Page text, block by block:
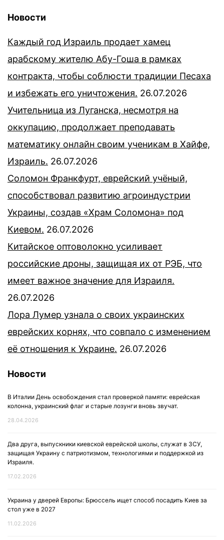
Новости
Каждый год Израиль продает хамец
арабскому жителю Абу-Гоша в рамках
контракта, чтобы соблюсти традиции Песаха
и избежать его уничтожения. 26.07.2026
Учительница из Луганска, несмотря на
оккупацию, продолжает преподавать
математику онлайн своим ученикам в Хайфе,
Израиль. 26.07.2026
Соломон Франкфурт, еврейский учёный,
способствовал развитию агроиндустрии
Украины, создав «Храм Соломона» под
Киевом. 26.07.2026
Китайское оптоволокно усиливает
российские дроны, защищая их от РЭБ, что
имеет важное значение для Израиля.
26.07.2026
Лора Лумер узнала о своих украинских
еврейских корнях, что совпало с изменением
её отношения к Украине. 26.07.2026
Новости
В Италии День освобождения стал проверкой памяти: еврейская
колонна, украинский флаг и старые лозунги вновь звучат.
28.04.2026
Два друга, выпускники киевской еврейской школы, служат в ЗСУ,
защищая Украину с патриотизмом, технологиями и поддержкой из
Израиля.
17.02.2026
Украина у дверей Европы: Брюссель ищет способ посадить Киев за
стол уже в 2027
11.02.2026